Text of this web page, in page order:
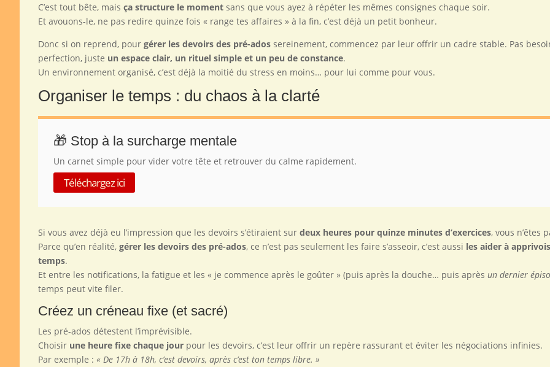
C’est tout bête, mais ça structure le moment sans que vous ayez à répéter les mêmes consignes chaque soir.
Et avouons-le, ne pas redire quinze fois « range tes affaires » à la fin, c’est déjà un petit bonheur.
Donc si on reprend, pour gérer les devoirs des pré-ados sereinement, commencez par leur offrir un cadre stable. Pas
perfection, juste un espace clair, un rituel simple et un peu de constance.
Un environnement organisé, c’est déjà la moitié du stress en moins… pour lui comme pour vous.
Organiser le temps : du chaos à la clarté
🎁 Stop à la surcharge mentale
Un carnet simple pour vider votre tête et retrouver du calme rapidement.
Téléchargez ici
Si vous avez déjà eu l’impression que les devoirs s’étiraient sur deux heures pour quinze minutes d’exercices, vous n’êtes
Parce qu’en réalité, gérer les devoirs des pré-ados, ce n’est pas seulement les faire s’asseoir, c’est aussi les aider à
temps.
Et entre les notifications, la fatigue et les « je commence après le goûter » (puis après la douche… puis après un dernier
temps peut vite filer.
Créez un créneau fixe (et sacré)
Les pré-ados détestent l’imprévisible.
Choisir une heure fixe chaque jour pour les devoirs, c’est leur offrir un repère rassurant et éviter les négociations infinies.
Par exemple : « De 17h à 18h, c’est devoirs, après c’est ton temps libre. »